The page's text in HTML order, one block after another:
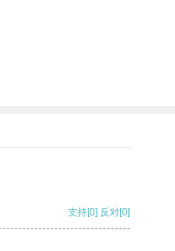
支持[0] 反对[0]